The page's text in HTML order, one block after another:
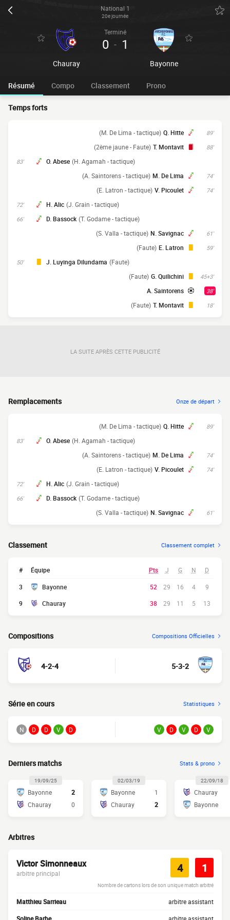
National 1
20e journée
Chauray
Terminé
0 - 1
Bayonne
Résumé Compo Classement Prono
Temps forts
89'
Q. Hitte
(M. De Lima - tactique)
88'
T. Montavit
(2ème jaune - Faute)
83' O. Abese (H. Agamah - tactique)
74'
M. De Lima
(A. Saintorens - tactique)
74'
V. Picoulet
(E. Latron - tactique)
72' H. Alic (J. Grain - tactique)
66' D. Bassock (T. Godame - tactique)
61'
N. Savignac
(S. Valla - tactique)
59'
E. Latron
(Faute)
50' J. Luyinga Dilundama (Faute)
45+3'
G. Quilichini
(Faute)
38'
A. Saintorens
18'
T. Montavit
(Faute)
LA SUITE APRÈS CETTE PUBLICITÉ
Remplacements Onze de départ
89'
Q. Hitte
(M. De Lima - tactique)
83' O. Abese (H. Agamah - tactique)
74'
M. De Lima
(A. Saintorens - tactique)
74'
V. Picoulet
(E. Latron - tactique)
72' H. Alic (J. Grain - tactique)
66' D. Bassock (T. Godame - tactique)
61'
N. Savignac
(S. Valla - tactique)
Classement Classement complet
# Équipe Pts J G N D
3 Bayonne 52 29 16 4
9
9
Chauray 38 29 11 5 13
Compositions Compositions Officielles
4-2-4 5-3-2
Série en cours Statistiques
N D D V D V D V D V
Derniers matchs Stats & prono
19/09/25
Bayonne
2
Chauray
0
02/03/19
Bayonne
1
Chauray
2
22/09/18
Chauray
Bayonne
Arbitres
Victor Simonneaux
arbitre principal 4 1
Nombre de cartons lors de son unique match arbitré
Matthieu Sarrieau arbitre assistant